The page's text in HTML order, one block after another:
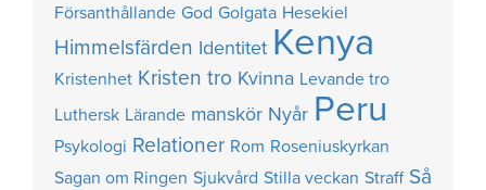
Försanthållande God Golgata Hesekiel
Himmelsfärden Identitet Kenya
Kristenhet Kristen tro Kvinna Levande tro
Luthersk Lärande manskör Nyår Peru
Psykologi Relationer Rom Roseniuskyrkan
Sagan om Ringen Sjukvård Stilla veckan Straff Så